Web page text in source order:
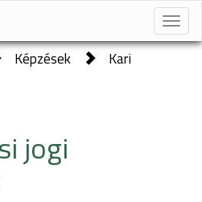
Toggle
Képzések
Kari
jogi